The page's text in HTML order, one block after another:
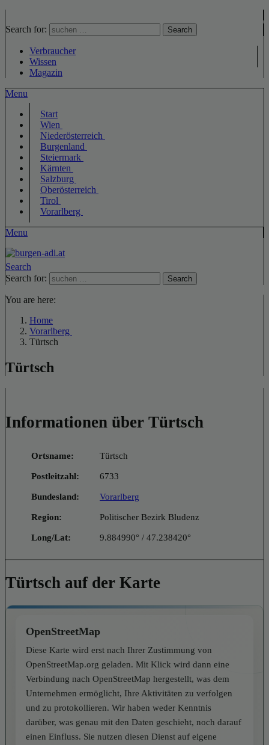
Search for: Search
Verbraucher
Wissen
Magazin
Menu
Start
Wien
Niederösterreich
Burgenland
Steiermark
Kärnten
Salzburg
Oberösterreich
Tirol
Vorarlberg
Menu
Search
Search for:
Search
You are here:
Home
Vorarlberg
Türtsch
Türtsch
Informationen über Türtsch
Ortsname: Türtsch
Postleitzahl: 6733
Bundesland: Vorarlberg
Region: Politischer Bezirk Bludenz
Long/Lat: 9.884990° / 47.238420°
Türtsch auf der Karte
OpenStreetMap
Diese Karte wird erst nach Ihrer Zustimmung von
OpenStreetMap.org geladen. Mit Klick wird dann eine
Verbindung nach OpenStreetMap hergestellt, was dem
Unternehmen ermöglicht, Ihre Aktivitäten zu verfolgen
und zu protokollieren. Wir haben weder Kenntnis
darüber, was genau mit den Daten geschieht, noch darauf
einen Einfluss. Sie nutzen diesen Dienst auf eigene